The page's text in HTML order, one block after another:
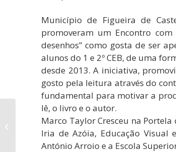
Município de Figueira de
promoveram um Encontro
desenhos” como gosta de ser
alunos do 1 e 2º CEB, de uma
desde 2013. A iniciativa,
gosto pela leitura através do
fundamental para motivar a
lê, o livro e o autor.
Marco Taylor Cresceu na
Iria de Azóia, Educação Visual
António Arroio e a Escola
Câmara Municipal
continua a efetuar
pintura de
passadeiras para